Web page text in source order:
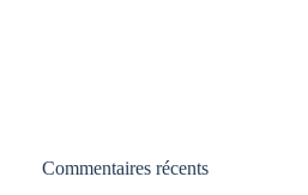
Commentaires récents